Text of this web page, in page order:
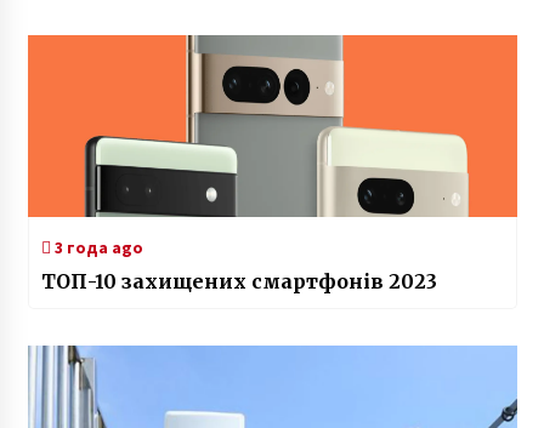
3 года ago
ТОП-10 захищених смартфонів 2023